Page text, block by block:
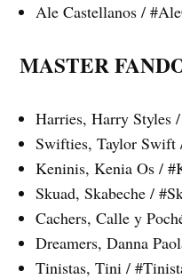
Ale Castellanos /
MASTER
Harries, Harry Styles
Swifties, Taylor Swift
Keninis, Kenia Os /
Skuad, Skabeche /
Cachers, Calle y
Dreamers, Danna
Tinistas, Tini /